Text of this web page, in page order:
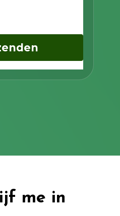
het privacybeleid
me in